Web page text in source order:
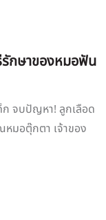
กษาของหมอฟัน
จบปัญหา! ลูกเลือด
มอตุ๊กตา เจ้าของ